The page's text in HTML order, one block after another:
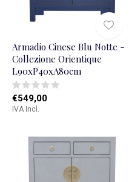
Armadio Cinese Blu Notte -
Collezione Orientique
L90xP40xA80cm
€549,00
IVA Incl.